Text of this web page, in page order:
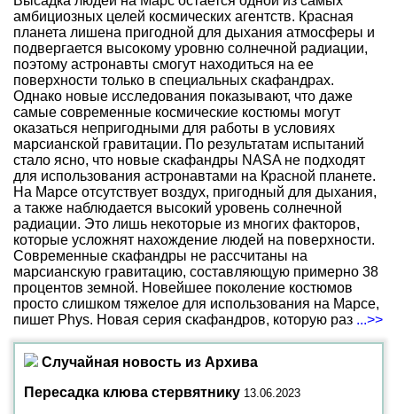
амбициозных целей космических агентств. Красная
планета лишена пригодной для дыхания атмосферы и
подвергается высокому уровню солнечной радиации,
поэтому астронавты смогут находиться на ее
поверхности только в специальных скафандрах.
Однако новые исследования показывают, что даже
самые современные космические костюмы могут
оказаться непригодными для работы в условиях
марсианской гравитации. По результатам испытаний
стало ясно, что новые скафандры NASA не подходят
для использования астронавтами на Красной планете.
На Марсе отсутствует воздух, пригодный для дыхания,
а также наблюдается высокий уровень солнечной
радиации. Это лишь некоторые из многих факторов,
которые усложнят нахождение людей на поверхности.
Современные скафандры не рассчитаны на
марсианскую гравитацию, составляющую примерно 38
процентов земной. Новейшее поколение костюмов
просто слишком тяжелое для использования на Марсе,
пишет Phys. Новая серия скафандров, которую раз ...>>
Случайная новость из Архива
Пересадка клюва стервятнику 13.06.2023